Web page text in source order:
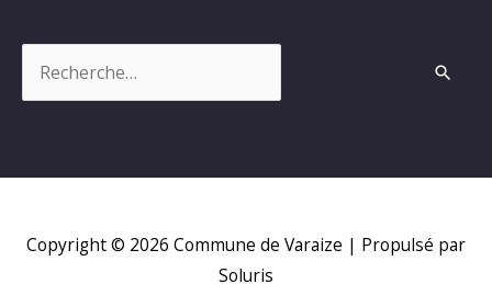
Copyright © 2026 Commune de Varaize | Propulsé par
Soluris